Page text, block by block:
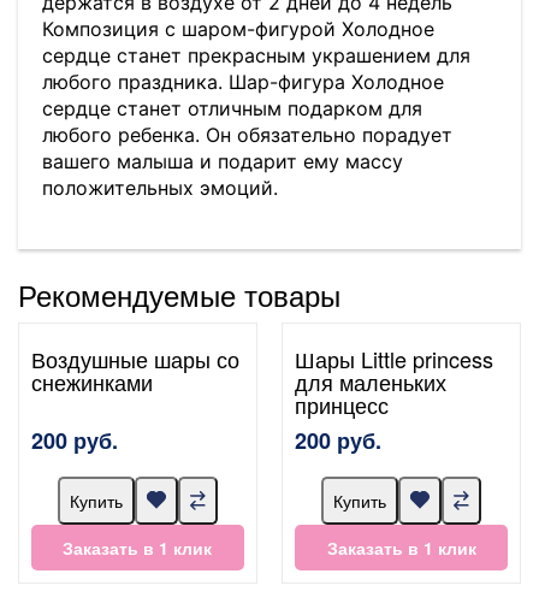
Композиция с шаром-фигурой Холодное
сердце станет прекрасным украшением для
любого праздника. Шар-фигура Холодное
сердце станет отличным подарком для
любого ребенка. Он обязательно порадует
вашего малыша и подарит ему массу
положительных эмоций.
Рекомендуемые товары
Воздушные шары со
снежинками
200 руб.
Купить
Заказать в 1 клик
Шары Little princess
для маленьких
принцесс
200 руб.
Купить
Заказать в 1 клик